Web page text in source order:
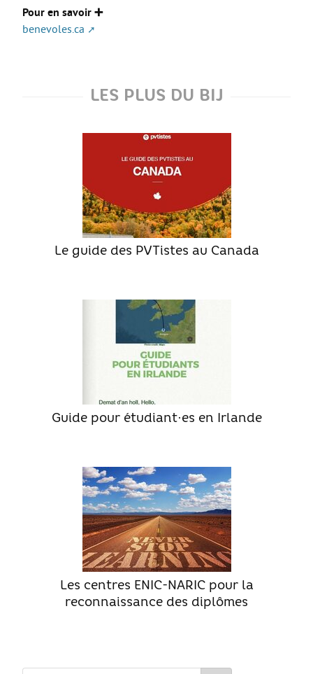
Pour en savoir ➕
benevoles.ca
LES PLUS DU BIJ
Le guide des PVTistes au Canada
Guide pour étudiant·es en Irlande
Les centres ENIC-NARIC pour la
reconnaissance des diplômes